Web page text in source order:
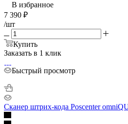
В избранное
7 390 ₽
/шт
Купить
Заказать в 1 клик
Быстрый просмотр
Сканер штрих-кода Poscenter